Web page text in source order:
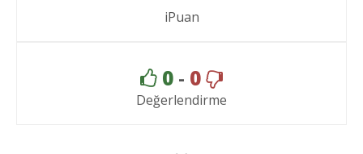
iPuan
0 - 0
Değerlendirme